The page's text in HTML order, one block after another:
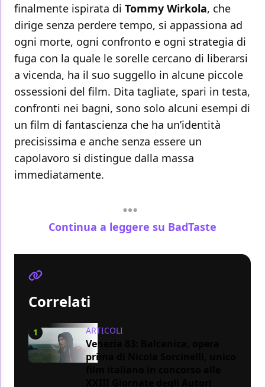
finalmente ispirata di Tommy Wirkola, che
dirige senza perdere tempo, si appassiona ad
ogni morte, ogni confronto e ogni strategia di
fuga con la quale le sorelle cercano di liberarsi
a vicenda, ha il suo suggello in alcune piccole
ossessioni del film. Dita tagliate, spari in testa,
confronti nei bagni, sono solo alcuni esempi di
un film di fantascienza che ha un’identità
precisissima e anche senza essere un
capolavoro si distingue dalla massa
immediatamente.
Continua a leggere su BadTaste
Correlati
1 ARTICOLI
Venezia 83: Balcanica, opera
prima di Nicola Sorcinelli, unico